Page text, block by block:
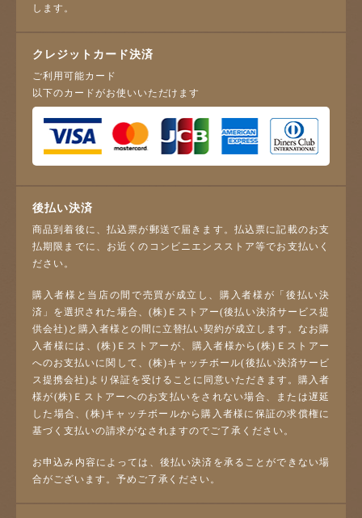
します。
クレジットカード決済
ご利用可能カード
以下のカードがお使いいただけます
後払い決済
商品到着後に、払込票が郵送で届きます。払込票に記載のお支
払期限までに、お近くのコンビニエンスストア等でお支払いく
ださい。
購入者様と当店の間で売買が成立し、購入者様が「後払い決
済」を選択された場合、(株)Ｅストアー(後払い決済サービス提
供会社)と購入者様との間に立替払い契約が成立します。なお購
入者様には、(株)Ｅストアーが、購入者様から(株)Ｅストアー
へのお支払いに関して、(株)キャッチボール(後払い決済サービ
ス提携会社)より保証を受けることに同意いただきます。購入者
様が(株)Ｅストアーへのお支払いをされない場合、または遅延
した場合、(株)キャッチボールから購入者様に保証の求償権に
基づく支払いの請求がなされますのでご了承ください。
お申込み内容によっては、後払い決済を承ることができない場
合がございます。予めご了承ください。